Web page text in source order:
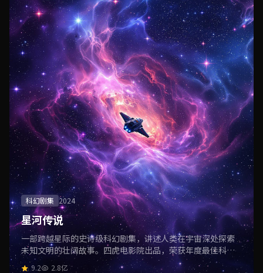
科幻剧集 2024
星河传说
一部跨越星际的史诗级科幻剧集，讲述人类在宇宙深处探索
未知文明的壮阔故事。四虎电影院出品，荣获年度最佳科幻
剧集大奖。
9.2 2.8亿